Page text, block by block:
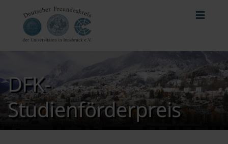
DFK-
Studienförderpreis